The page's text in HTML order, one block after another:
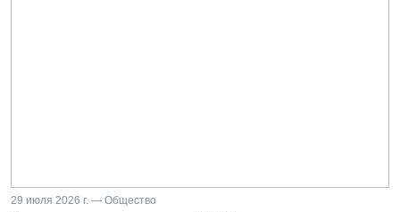
29 июля 2026 г. — Общество